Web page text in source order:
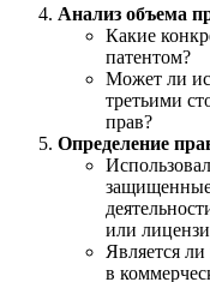
Анализ объема
Какие
патентом?
Может ли
третьими
прав?
Определение
защищенные
или
Является
в